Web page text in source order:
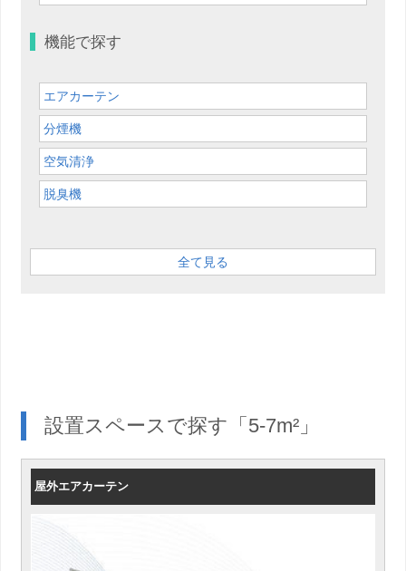
機能で探す
エアカーテン
分煙機
空気清浄
脱臭機
全て見る
設置スペースで探す「5-7m²」
屋外エアカーテン